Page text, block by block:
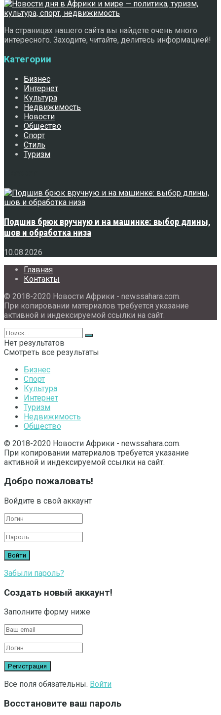
На страницах нашего сайта вы найдете очень много
интересного. Заходите, читайте, делитесь информацией!
Категории
Бизнес
Интернет
Культура
Недвижимость
Новости
Общество
Спорт
Стиль
Туризм
Подшив брюк вручную и на машинке: выбор длины,
шов и обработка низа
10.08.2026
Главная
Контакты
© 2018-2020 Новости Африки - newssahara.com.
При копировании материалов требуется указание
активной и индексируемой ссылки на сайт.
Нет результатов
Смотреть все результаты
Бизнес
Спорт
Культура
Интернет
Туризм
Недвижимость
Общество
© 2018-2020 Новости Африки - newssahara.com.
При копировании материалов требуется указание
активной и индексируемой ссылки на сайт.
Добро пожаловать!
Войдите в свой аккаунт
Забыли пароль?
Создать новый аккаунт!
Заполните форму ниже
Все поля обязательны. Войти
Восстановите ваш пароль